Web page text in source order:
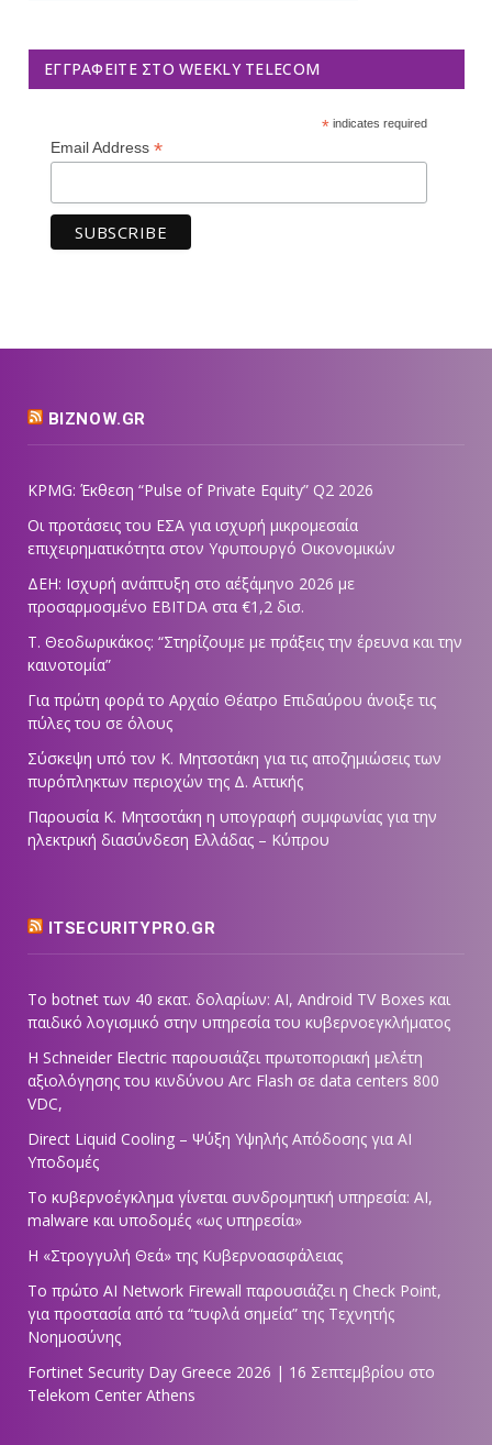
ΕΓΓΡΑΦΕΊΤΕ ΣΤΟ WEEKLY TELECOM
*indicates required
Email Address *
BIZNOW.GR
KPMG: Έκθεση “Pulse of Private Equity” Q2 2026
Οι προτάσεις του ΕΣΑ για ισχυρή μικρομεσαία
επιχειρηματικότητα στον Υφυπουργό Οικονομικών
ΔΕΗ: Ισχυρή ανάπτυξη στο α΄εξάμηνο 2026 με
προσαρμοσμένο EBITDA στα €1,2 δισ.
Τ. Θεοδωρικάκος: “Στηρίζουμε με πράξεις την έρευνα και την
καινοτομία”
Για πρώτη φορά το Αρχαίο Θέατρο Επιδαύρου άνοιξε τις
πύλες του σε όλους
Σύσκεψη υπό τον Κ. Μητσοτάκη για τις αποζημιώσεις των
πυρόπληκτων περιοχών της Δ. Αττικής
Παρουσία Κ. Μητσοτάκη η υπογραφή συμφωνίας για την
ηλεκτρική διασύνδεση Ελλάδας – Κύπρου
ITSECURITYPRO.GR
Το botnet των 40 εκατ. δολαρίων: AI, Android TV Boxes και
παιδικό λογισμικό στην υπηρεσία του κυβερνοεγκλήματος
Η Schneider Electric παρουσιάζει πρωτοποριακή μελέτη
αξιολόγησης του κινδύνου Arc Flash σε data centers 800
VDC,
Direct Liquid Cooling – Ψύξη Υψηλής Απόδοσης για AI
Υποδομές
Το κυβερνοέγκλημα γίνεται συνδρομητική υπηρεσία: AI,
malware και υποδομές «ως υπηρεσία»
Η «Στρογγυλή Θεά» της Κυβερνοασφάλειας
Tο πρώτο AI Network Firewall παρουσιάζει η Check Point,
για προστασία από τα “τυφλά σημεία” της Τεχνητής
Νοημοσύνης
Fortinet Security Day Greece 2026 | 16 Σεπτεμβρίου στο
Telekom Center Athens